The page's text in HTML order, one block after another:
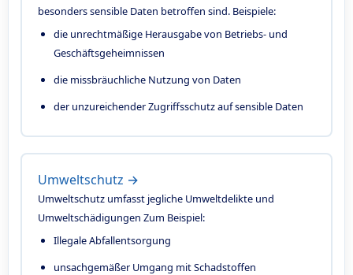
besonders sensible Daten betroffen sind. Beispiele:
die unrechtmäßige Herausgabe von Betriebs- und
Geschäftsgeheimnissen
die missbräuchliche Nutzung von Daten
der unzureichender Zugriffsschutz auf sensible Daten
Umweltschutz →
Umweltschutz umfasst jegliche Umweltdelikte und
Umweltschädigungen Zum Beispiel:
Illegale Abfallentsorgung
unsachgemäßer Umgang mit Schadstoffen